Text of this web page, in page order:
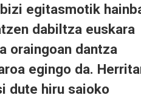
egitasmotik
dabiltza euskara
oraingoan dantza
egingo da.
dute hiru saioko